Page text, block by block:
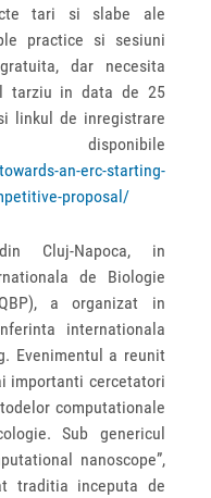
tari si slabe ale
practice si sesiuni
dar necesita
tarziu in data de 25
linkul de inregistrare
an-erc-starting-
proposal/
Cluj-Napoca, in
de Biologie
a organizat in
internationala
Evenimentul a reunit
importanti cercetatori
computationale
Sub genericul
nanoscope”,
traditia inceputa de